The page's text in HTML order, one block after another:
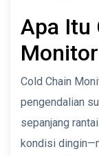
Apa Itu
Cold Chain
pengendalian
sepanjang
kondisi